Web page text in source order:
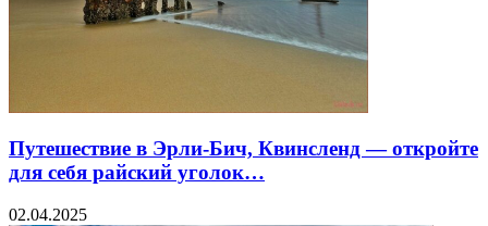
Путешествие в Эрли-Бич, Квинсленд — откройте
для себя райский уголок…
02.04.2025